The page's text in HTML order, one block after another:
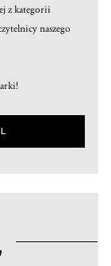
z kategorii
naszego